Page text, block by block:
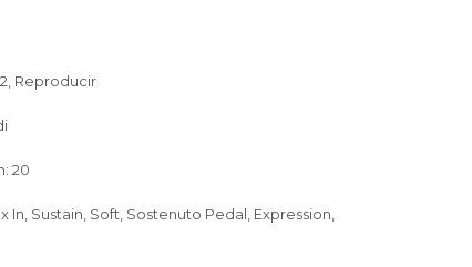
Reproducir
20
In, Sustain, Soft, Sostenuto Pedal, Expression,